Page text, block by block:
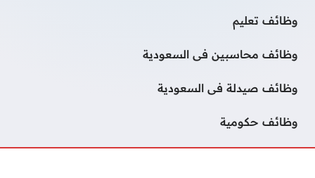
وظائف تعليم
وظائف محاسبين فى السعودية
وظائف صيدلة فى السعودية
وظائف حكومية